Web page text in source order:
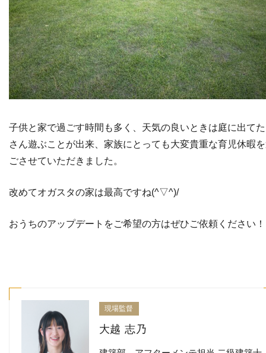
子供と家で過ごす時間も多く、天気の良いときは庭に出て
さん遊ぶことが出来、家族にとっても大変貴重な育児休暇
ごさせていただきました。
改めてオガスタの家は最高ですね(^▽^)/
おうちのアップデートをご希望の方はぜひご依頼ください！
現場監督
大越 志乃